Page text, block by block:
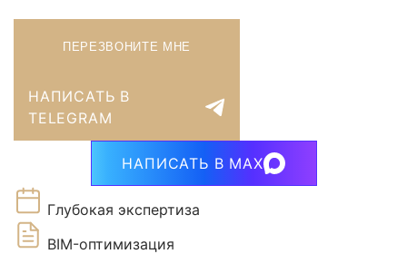
ПЕРЕЗВОНИТЕ МНЕ
НАПИСАТЬ В
TELEGRAM
НАПИСАТЬ В MAX
Глубокая экспертиза
BIM-оптимизация